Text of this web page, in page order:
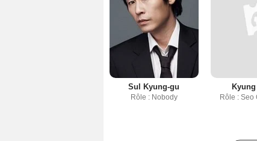
Sul Kyung-gu
Rôle : Nobody Rôle : Seo